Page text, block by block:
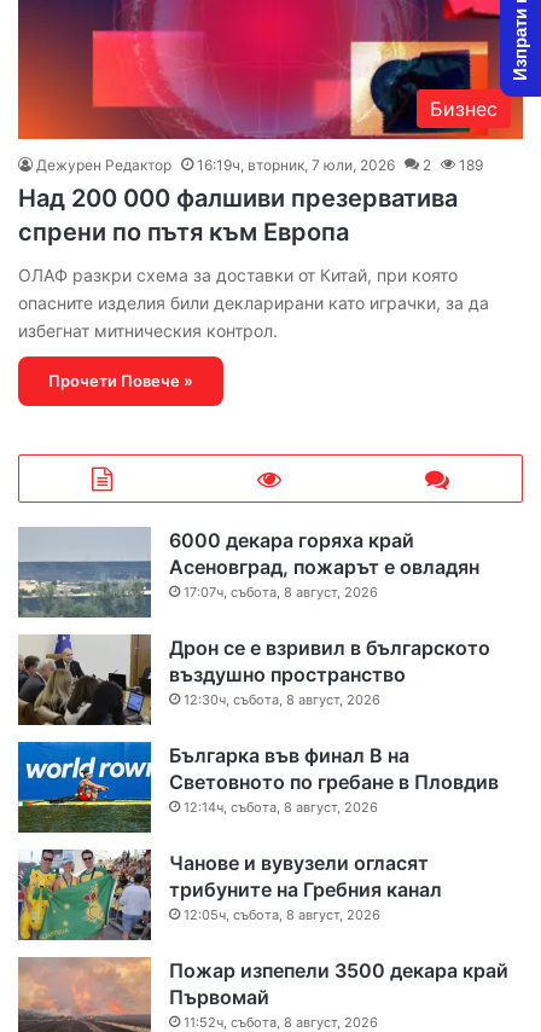
Бизнес
Дежурен Редактор 16:19ч, вторник, 7 юли, 2026 2 189
Над 200 000 фалшиви презерватива
спрени по пътя към Европа
ОЛАФ разкри схема за доставки от Китай, при която
опасните изделия били декларирани като играчки, за да
избегнат митническия контрол.
Прочети Повече »
6000 декара горяха край
Асеновград, пожарът е овладян
17:07ч, събота, 8 август, 2026
Дрон се е взривил в българското
въздушно пространство
12:30ч, събота, 8 август, 2026
Българка във финал B на
Световното по гребане в Пловдив
12:14ч, събота, 8 август, 2026
Чанове и вувузели огласят
трибуните на Гребния канал
12:05ч, събота, 8 август, 2026
Пожар изпепели 3500 декара край
Първомай
11:52ч, събота, 8 август, 2026